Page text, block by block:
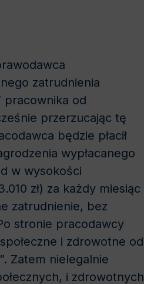
zatrudnienia
pracownika od
przerzucając tę
będzie płacił
wypłacanego
w wysokości
zł) za każdy miesiąc
zatrudnienie, bez
stronie pracodawcy
i zdrowotne od
Zatem nielegalnie
i zdrowotnych